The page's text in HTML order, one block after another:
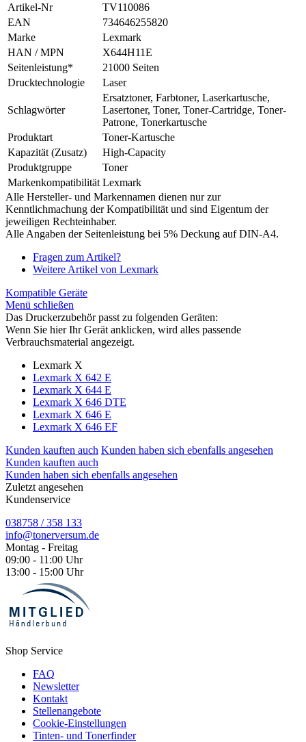
Artikel-Nr
TV110086
EAN
734646255820
Marke
Lexmark
HAN / MPN
X644H11E
Seitenleistung*
21000 Seiten
Drucktechnologie
Laser
Schlagwörter
Ersatztoner, Farbtoner, Laserkartusche,
Lasertoner, Toner, Toner-Cartridge, Toner-
Patrone, Tonerkartusche
Produktart
Toner-Kartusche
Kapazität (Zusatz)
High-Capacity
Produktgruppe
Toner
Markenkompatibilität Lexmark
Alle Hersteller- und Markennamen dienen nur zur
Kenntlichmachung der Kompatibilität und sind Eigentum der
jeweiligen Rechteinhaber.
Alle Angaben der Seitenleistung bei 5% Deckung auf DIN-A4.
Fragen zum Artikel?
Weitere Artikel von Lexmark
Kompatible Geräte
Menü schließen
Das Druckerzubehör passt zu folgenden Geräten:
Wenn Sie hier Ihr Gerät anklicken, wird alles passende
Verbrauchsmaterial angezeigt.
Lexmark X
Lexmark X 642 E
Lexmark X 644 E
Lexmark X 646 DTE
Lexmark X 646 E
Lexmark X 646 EF
Kunden kauften auch Kunden haben sich ebenfalls angesehen
Kunden kauften auch
Kunden haben sich ebenfalls angesehen
Zuletzt angesehen
Kundenservice
038758 / 358 133
info@tonerversum.de
Montag - Freitag
09:00 - 11:00 Uhr
13:00 - 15:00 Uhr
Shop Service
FAQ
Newsletter
Kontakt
Stellenangebote
Cookie-Einstellungen
Tinten- und Tonerfinder